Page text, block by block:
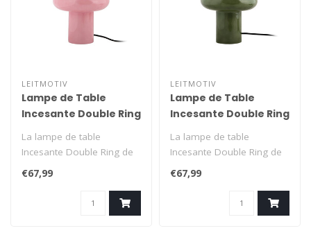
LEITMOTIV
Lampe de Table
Incesante Double Ring
- rose
La lampe de table
Incesante Double Ring de
Leitmotiv, entièrement
réalisée en..
€67,99
LEITMOTIV
Lampe de Table
Incesante Double Ring
- vert
La lampe de table
Incesante Double Ring de
Leitmotiv, entièrement
réalisée en..
€67,99